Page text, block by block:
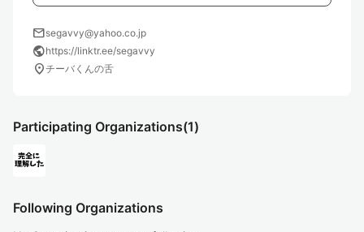
mailsegavvy@yahoo.co.jp
publichttps://linktr.ee/segavvy
location_onチーバくんの舌
Participating Organizations(1)
Following Organizations